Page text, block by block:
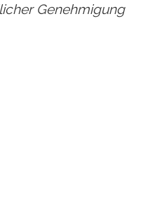
Genehmigung